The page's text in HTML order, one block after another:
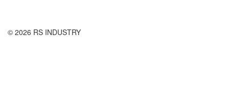
© 2026 RS INDUSTRY